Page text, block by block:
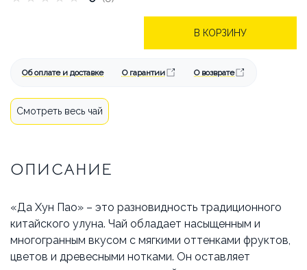
ОПЛАТА И ДОСТАВКА
КАК СДЕЛАТЬ ЗАКАЗ
ОТВЕЧАЕМ НА ВОПРОСЫ
КОНТАКТЫ
В КОРЗИНУ
Об оплате и доставке О гарантии О возврате
Смотреть весь чай
ОПИСАНИЕ
«Да Хун Пао» – это разновидность традиционного
китайского улуна. Чай обладает насыщенным и
многогранным вкусом с мягкими оттенками фруктов,
цветов и древесными нотками. Он оставляет